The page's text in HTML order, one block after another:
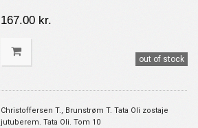
167.00 kr.
out of stock
Christoffersen T., Brunstrøm T. Tata Oli zostaje
jutuberem. Tata Oli. Tom 10